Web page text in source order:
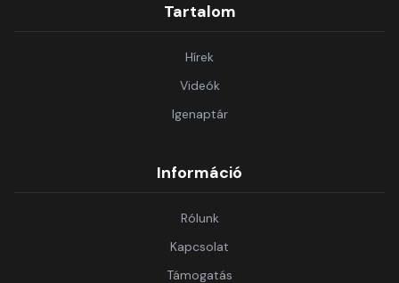
Tartalom
Hírek
Videók
Igenaptár
Információ
Rólunk
Kapcsolat
Támogatás